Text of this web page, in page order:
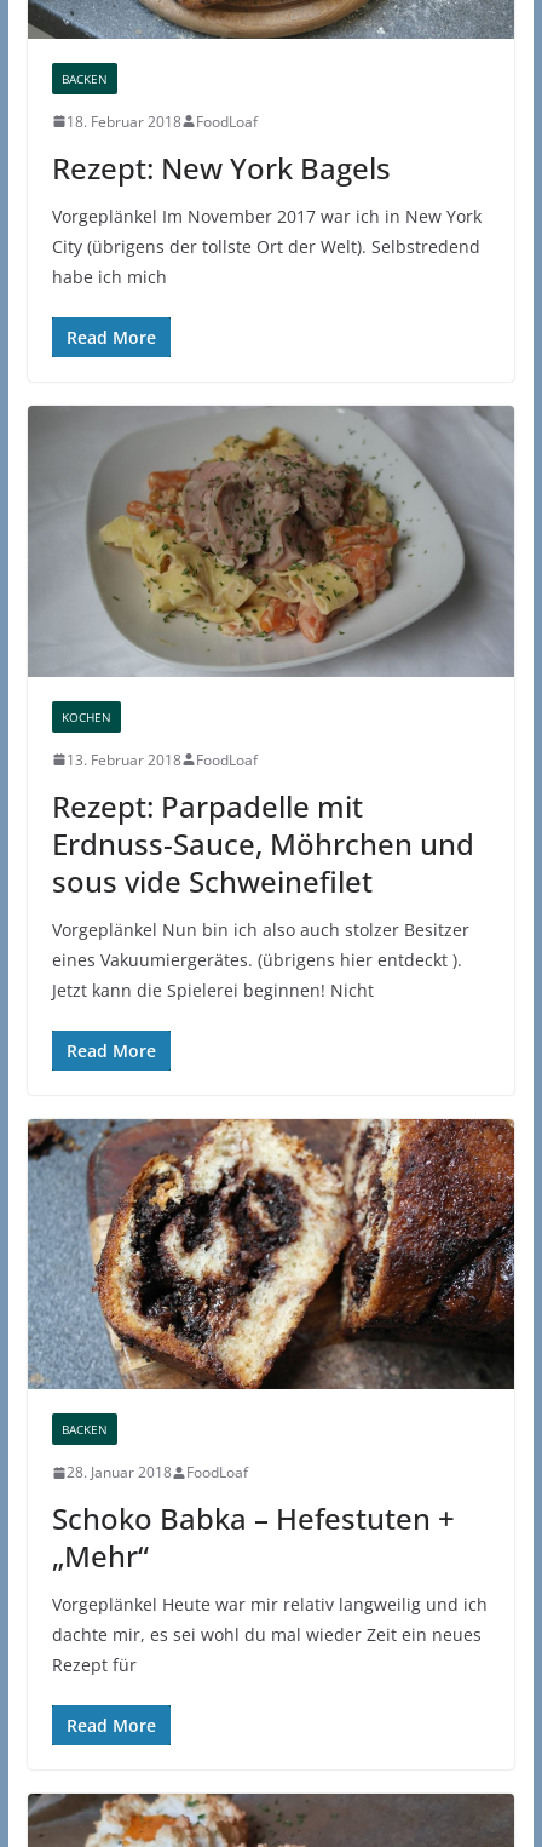
BACKEN
18. Februar 2018 FoodLoaf
Rezept: New York Bagels
Vorgeplänkel Im November 2017 war ich in New York
City (übrigens der tollste Ort der Welt). Selbstredend
habe ich mich
Read More
KOCHEN
13. Februar 2018 FoodLoaf
Rezept: Parpadelle mit
Erdnuss-Sauce, Möhrchen und
sous vide Schweinefilet
Vorgeplänkel Nun bin ich also auch stolzer Besitzer
eines Vakuumiergerätes. (übrigens hier entdeckt ).
Jetzt kann die Spielerei beginnen! Nicht
Read More
BACKEN
28. Januar 2018 FoodLoaf
Schoko Babka – Hefestuten +
„Mehr“
Vorgeplänkel Heute war mir relativ langweilig und ich
dachte mir, es sei wohl du mal wieder Zeit ein neues
Rezept für
Read More